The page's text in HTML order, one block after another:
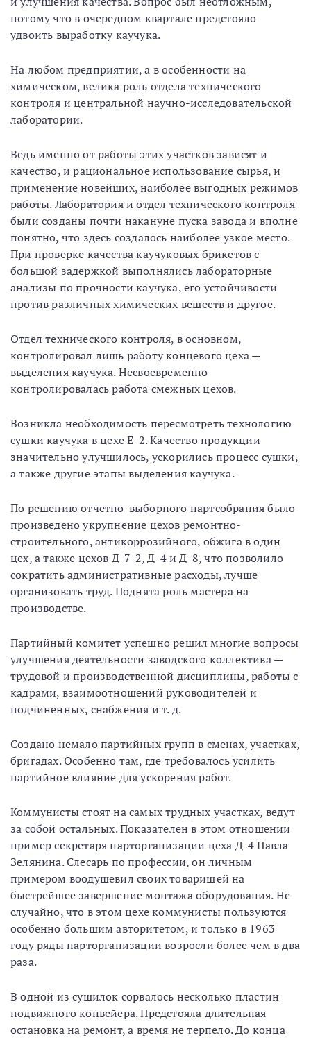
потому что в очередном квартале предстояло
удвоить выработку каучука.
На любом предприятии, а в особенности на
химическом, велика роль отдела технического
контроля и центральной научно-исследовательской
лаборатории.
Ведь именно от работы этих участков зависят и
качество, и рациональное использование сырья, и
применение новейших, наиболее выгодных режимов
работы. Лаборатория и отдел технического контроля
были созданы почти накануне пуска завода и вполне
понятно, что здесь создалось наиболее узкое место.
При проверке качества каучуковых брикетов с
большой задержкой выполнялись лабораторные
анализы по прочности каучука, его устойчивости
против различных химических веществ и другое.
Отдел технического контроля, в основном,
контролировал лишь работу концевого цеха —
выделения каучука. Несвоевременно
контролировалась работа смежных цехов.
Возникла необходимость пересмотреть технологию
сушки каучука в цехе Е-2. Качество продукции
значительно улучшилось, ускорились процесс сушки,
а также другие этапы выделения каучука.
По решению отчетно-выборного партсобрания было
произведено укрупнение цехов ремонтно-
строительного, антикоррозийного, обжига в один
цех, а также цехов Д-7-2, Д-4 и Д-8, что позволило
сократить административные расходы, лучше
организовать труд. Поднята роль мастера на
производстве.
Партийный комитет успешно решил многие вопросы
улучшения деятельности заводского коллектива —
трудовой и производственной дисциплины, работы с
кадрами, взаимоотношений руководителей и
подчиненных, снабжения и т. д.
Создано немало партийных групп в сменах, участках,
бригадах. Особенно там, где требовалось усилить
партийное влияние для ускорения работ.
Коммунисты стоят на самых трудных участках, ведут
за собой остальных. Показателен в этом отношении
пример секретаря парторганизации цеха Д-4 Павла
Зелянина. Слесарь по профессии, он личным
примером воодушевил своих товарищей на
быстрейшее завершение монтажа оборудования. Не
случайно, что в этом цехе коммунисты пользуются
особенно большим авторитетом, и только в 1963
году ряды парторганизации возросли более чем в два
раза.
В одной из сушилок сорвалось несколько пластин
подвижного конвейера. Предстояла длительная
остановка на ремонт, а время не терпело. До конца